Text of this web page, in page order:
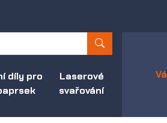
díly pro
Laserové
svařování